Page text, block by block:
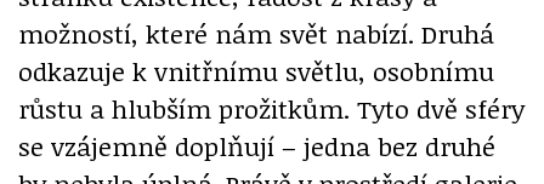
možností, které nám svět nabízí. Druhá
odkazuje k vnitřnímu světlu, osobnímu
růstu a hlubším prožitkům. Tyto dvě sféry
se vzájemně doplňují – jedna bez druhé